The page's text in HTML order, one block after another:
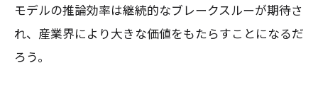
モデルの推論効率は継続的なブレークスルーが期待さ
れ、産業界により大きな価値をもたらすことになるだ
ろう。